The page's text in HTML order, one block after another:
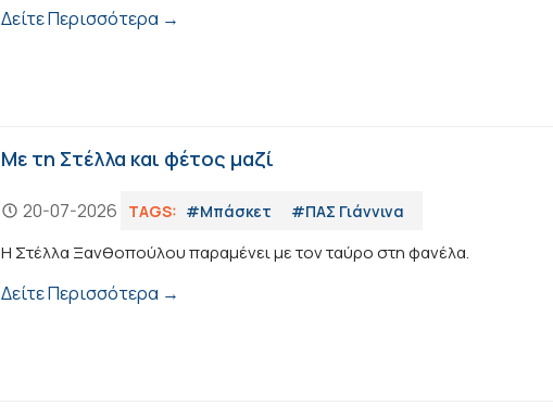
Δείτε Περισσότερα →
Με τη Στέλλα και φέτος μαζί
20-07-2026 TAGS: #Μπάσκετ #ΠΑΣ Γιάννινα
Η Στέλλα Ξανθοπούλου παραμένει με τον ταύρο στη φανέλα.
Δείτε Περισσότερα →